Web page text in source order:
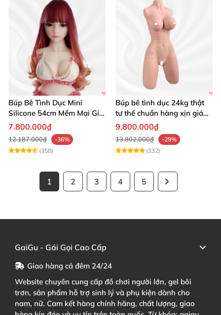
Búp Bê Tình Dục Mini
Silicone 54cm Mềm Mại Giá
Tốt Tặng Quà
7.800.000₫
12.187.000₫
-36%
(358)
Búp bê tình dục 24kg thật
tư thế chuẩn hàng xịn giá
tốt
9.800.000₫
13.802.000₫
-29%
(332)
1 2 3 4 5
GaiGu - Gái Gọi Cao Cấp
Giao hàng cả đêm 24/24
Website chuyên cung cấp đồ chơi người lớn, gel bôi
trơn, sản phẩm hỗ trợ sinh lý và phụ kiện dành cho
nam, nữ. Cam kết hàng chính hãng, chất lượng, giao